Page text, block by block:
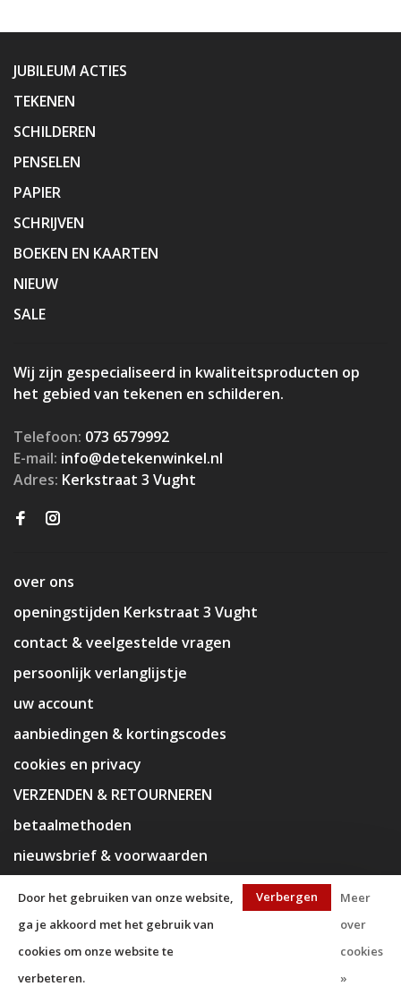
JUBILEUM ACTIES
TEKENEN
SCHILDEREN
PENSELEN
PAPIER
SCHRIJVEN
BOEKEN EN KAARTEN
NIEUW
SALE
Wij zijn gespecialiseerd in kwaliteitsproducten op
het gebied van tekenen en schilderen.
Telefoon: 073 6579992
E-mail: info@detekenwinkel.nl
Adres: Kerkstraat 3 Vught
over ons
openingstijden Kerkstraat 3 Vught
contact & veelgestelde vragen
persoonlijk verlanglijstje
uw account
aanbiedingen & kortingscodes
cookies en privacy
VERZENDEN & RETOURNEREN
betaalmethoden
nieuwsbrief & voorwaarden
© Copyright 2026 KaJa Art Material
Door het gebruiken van onze website,
ga je akkoord met het gebruik van
cookies om onze website te
verbeteren.
Verbergen
Meer
over
cookies
»